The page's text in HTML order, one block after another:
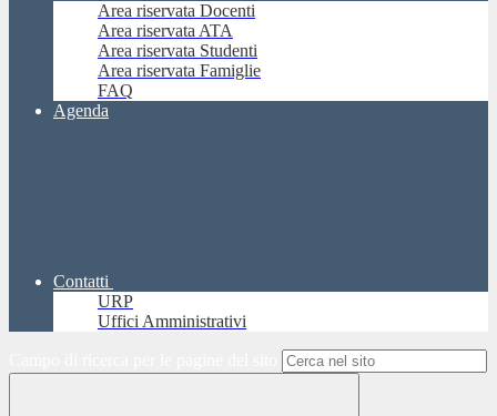
Area riservata Docenti
Area riservata ATA
Area riservata Studenti
Area riservata Famiglie
FAQ
Agenda
Contatti
URP
Uffici Amministrativi